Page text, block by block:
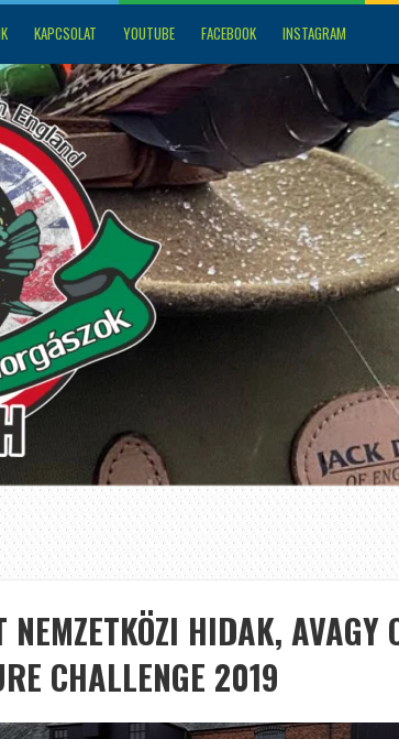
KAPCSOLAT YOUTUBE FACEBOOK INSTAGRAM
NEMZETKÖZI HIDAK, AVAGY
CHALLENGE 2019